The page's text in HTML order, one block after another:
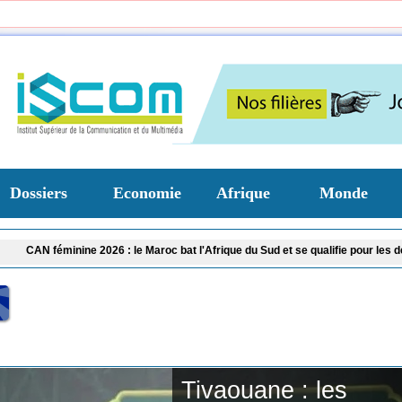
Dossiers Economie Afrique Monde
: le Maroc bat l'Afrique du Sud et se qualifie pour les demi-finales Le chef
Tivaouane : les